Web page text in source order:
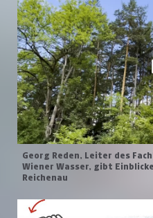
Georg Reden, Leiter des
Wiener Wasser, gibt
Reichenau